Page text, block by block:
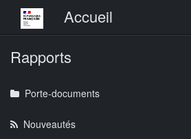
Menu principalAccueil
Rapports
Porte-documents
Nouveautés